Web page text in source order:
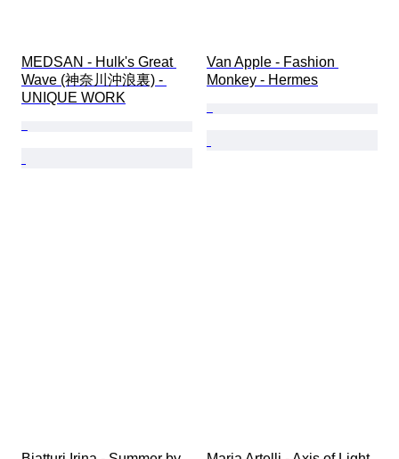
MEDSAN - Hulk's Great
Wave (神奈川沖浪裏) -
UNIQUE WORK
Van Apple - Fashion
Monkey - Hermes